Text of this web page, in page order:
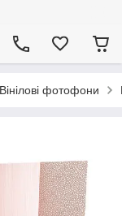
Вінілові фотофони